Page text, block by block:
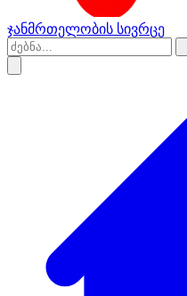
ჯანმრთელობის სივრცე